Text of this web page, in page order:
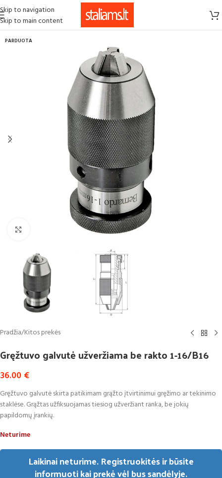
Skip to navigation
Skip to main content
PARDUOTA
Pradžia/Kitos prekės
Gręžtuvo galvutė užveržiama be rakto 1-16/B16
36.00 €
Gręžtuvo galvutė skirta patikimam grąžto įtvirtinimui gręžimo ar tekinimo
staklėse. Grąžtas užfiksuojamas tiesiog užveržiant ranka, be jokių
papildomų įrankių.
Neturime
Laikinai neturime. Registruokitės ir būsite
informuoti kai prekė vėl bus sandėlyje.